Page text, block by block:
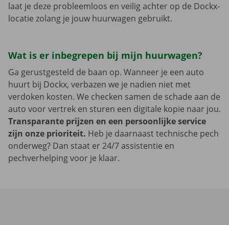
laat je deze probleemloos en veilig achter op de Dockx-
locatie zolang je jouw huurwagen gebruikt.
Wat is er inbegrepen bij mijn huurwagen?
Ga gerustgesteld de baan op. Wanneer je een auto
huurt bij Dockx, verbazen we je nadien niet met
verdoken kosten. We checken samen de schade aan de
auto voor vertrek en sturen een digitale kopie naar jou.
Transparante prijzen en een persoonlijke service
zijn onze prioriteit. Heb je daarnaast technische pech
onderweg? Dan staat er 24/7 assistentie en
pechverhelping voor je klaar.